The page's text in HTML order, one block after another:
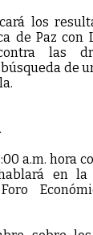
los
de Paz con
las
de
.
a.m. hora
en la